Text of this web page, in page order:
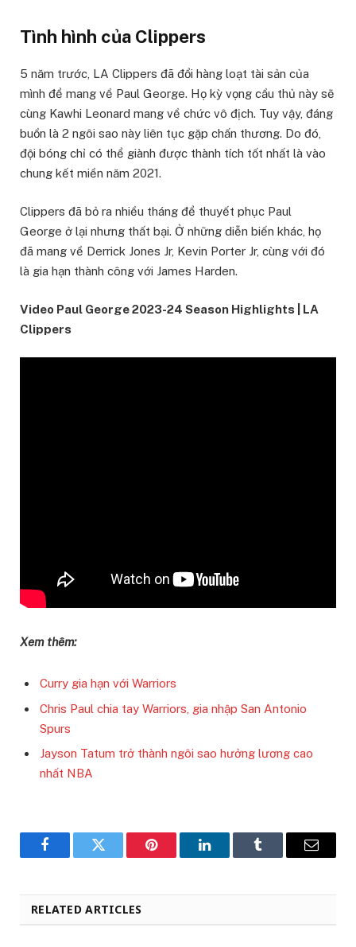
Tình hình của Clippers
5 năm trước, LA Clippers đã đổi hàng loạt tài sản của
mình để mang về Paul George. Họ kỳ vọng cầu thủ này sẽ
cùng Kawhi Leonard mang về chức vô địch. Tuy vậy, đáng
buồn là 2 ngôi sao này liên tục gặp chấn thương. Do đó,
đội bóng chỉ có thể giành được thành tích tốt nhất là vào
chung kết miền năm 2021.
Clippers đã bỏ ra nhiều tháng để thuyết phục Paul
George ở lại nhưng thất bại. Ở những diễn biến khác, họ
đã mang về Derrick Jones Jr, Kevin Porter Jr, cùng với đó
là gia hạn thành công với James Harden.
Video Paul George 2023-24 Season Highlights | LA
Clippers
Xem thêm:
Curry gia hạn với Warriors
Chris Paul chia tay Warriors, gia nhập San Antonio
Spurs
Jayson Tatum trở thành ngôi sao hưởng lương cao
nhất NBA
FacebookTwitter Pinterest LinkedInTumblr Email
RELATED ARTICLES